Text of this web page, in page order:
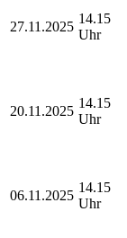
27.11.2025
14.15
Uhr
20.11.2025
14.15
Uhr
06.11.2025
14.15
Uhr